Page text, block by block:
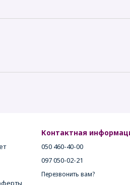
Контактная
050 460-40-00
097 050-02-21
Перезвонить вам?